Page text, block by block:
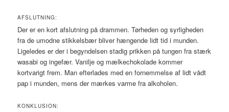
AFSLUTNING:
Der er en kort afslutning på drammen. Tørheden og syrligheden
fra de umodne stikkelsbær bliver hængende lidt tid i munden.
Ligeledes er der i begyndelsen stadig prikken på tungen fra stærk
wasabi og ingefær. Vanilje og mælkechokolade kommer
kortvarigt frem. Man efterlades med en fornemmelse af lidt vådt
pap i munden, mens der mærkes varme fra alkoholen.
KONKLUSION: